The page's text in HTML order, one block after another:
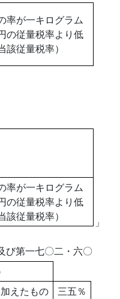
率が一キログラム
の従量税率より低
該従量税率）
率が一キログラム
の従量税率より低
該従量税率）
」
び第一七〇二・六〇
たもの
三五％